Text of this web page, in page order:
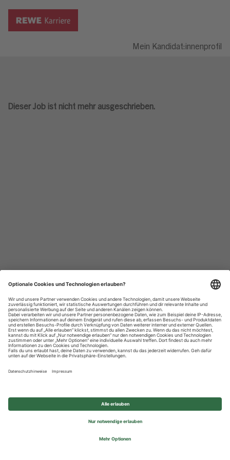
Mein Kandidat:innenprofil
Dieser Job ist nicht mehr ausgeschrieben.
Datenschutzhinweise
Impressum
Privatsphäre-Einstellungen
© 2026 REWE Group - All rights reserved